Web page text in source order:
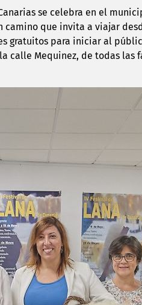
se celebra en el
que invita a viajar
gratuitos para iniciar al
calle Mequinez, de todas